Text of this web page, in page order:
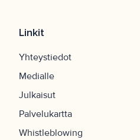
Linkit
Yhteystiedot
Medialle
Julkaisut
Palvelukartta
Whistleblowing